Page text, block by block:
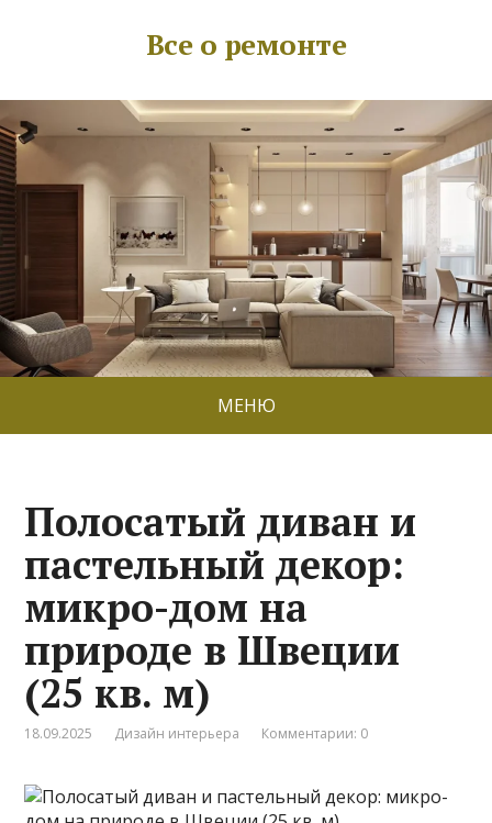
Все о ремонте
МЕНЮ
Полосатый диван и
пастельный декор:
микро-дом на
природе в Швеции
(25 кв. м)
18.09.2025 Дизайн интерьера Комментарии: 0